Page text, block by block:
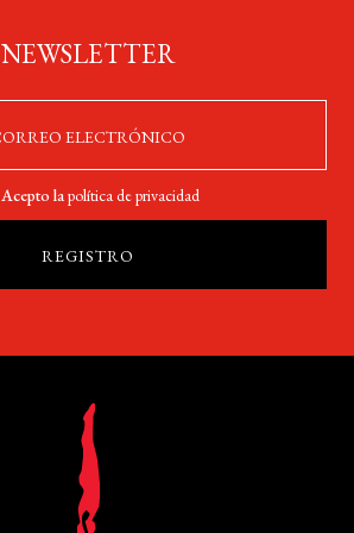
NEWSLETTER
Acepto lapolítica de privacidad